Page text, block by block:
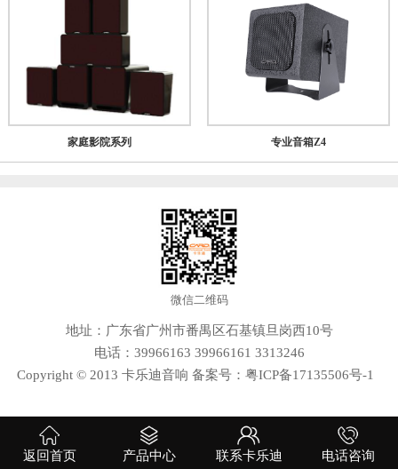
家庭影院系列 专业音箱Z4
微信二维码
地址：广东省广州市番禺区石基镇旦岗西10号
电话： 39966163 39966161 3313246
Copyright © 2013 卡乐迪音响 备案号： 粤ICP备17135506号-1
返回首页 产品中心 联系卡乐迪 电话咨询